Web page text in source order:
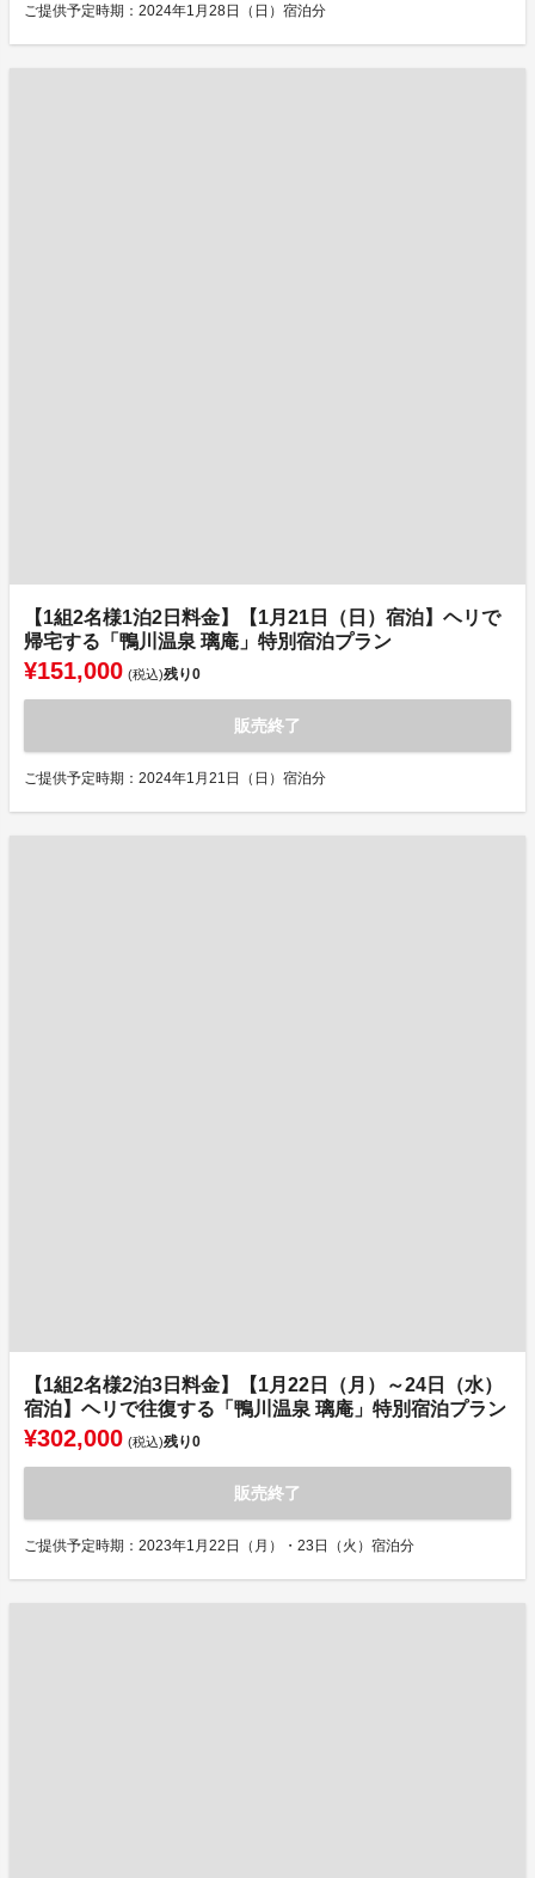
ご提供予定時期：2024年1月28日（日）宿泊分
【1組2名様1泊2日料金】【1月21日（日）宿泊】ヘリで
帰宅する「鴨川温泉 璃庵」特別宿泊プラン
¥151,000 (税込)残り0
販売終了
ご提供予定時期：2024年1月21日（日）宿泊分
【1組2名様2泊3日料金】【1月22日（月）～24日（水）
宿泊】ヘリで往復する「鴨川温泉 璃庵」特別宿泊プラン
¥302,000 (税込)残り0
販売終了
ご提供予定時期：2023年1月22日（月）・23日（火）宿泊分